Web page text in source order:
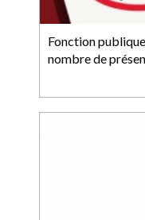
Fonction
nombre de